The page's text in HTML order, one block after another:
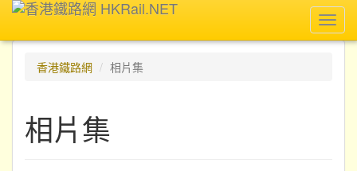
香港鐵路網
相片集
相片集